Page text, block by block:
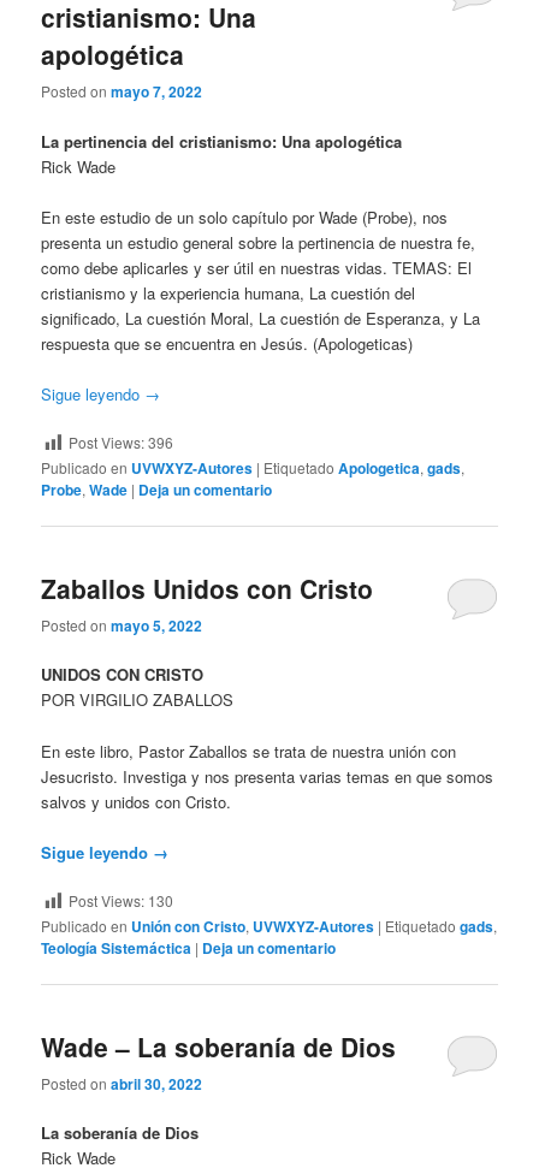
cristianismo: Una
apologética
Posted onmayo 7, 2022
La pertinencia del cristianismo: Una apologética
Rick Wade
En este estudio de un solo capítulo por Wade (Probe), nos
presenta un estudio general sobre la pertinencia de nuestra fe,
como debe aplicarles y ser útil en nuestras vidas. TEMAS: El
cristianismo y la experiencia humana, La cuestión del
significado, La cuestión Moral, La cuestión de Esperanza, y La
respuesta que se encuentra en Jesús. (Apologeticas)
Sigue leyendo →
Post Views:396
Publicado en UVWXYZ-Autores | Etiquetado Apologetica,gads,
Probe,Wade | Deja un comentario
Zaballos Unidos con Cristo
Posted onmayo 5, 2022
UNIDOS CON CRISTO
POR VIRGILIO ZABALLOS
En este libro, Pastor Zaballos se trata de nuestra unión con
Jesucristo. Investiga y nos presenta varias temas en que somos
salvos y unidos con Cristo.
Sigue leyendo →
Post Views: 130
Publicado en Unión con Cristo, UVWXYZ-Autores | Etiquetado gads,
Teología Sistemáctica | Deja un comentario
Wade – La soberanía de Dios
Posted onabril 30, 2022
La soberanía de Dios
Rick Wade